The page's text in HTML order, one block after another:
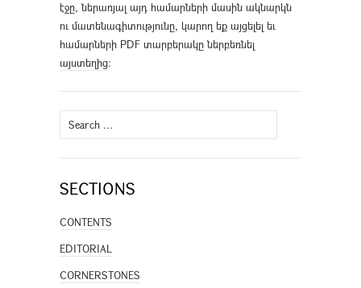
էջը, ներառյալ այդ համարների մասին ակնարկն
ու մատենագիտությունը, կարող եք այցելել եւ
համարների PDF տարբերակը ներբեռնել
այստեղից։
Search
for:
SECTIONS
CONTENTS
EDITORIAL
CORNERSTONES